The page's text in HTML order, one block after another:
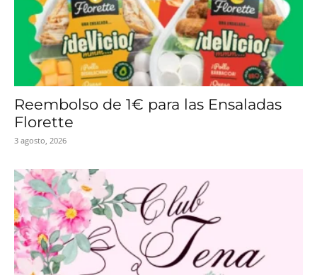
Reembolso de 1€ para las Ensaladas
Florette
3 agosto, 2026